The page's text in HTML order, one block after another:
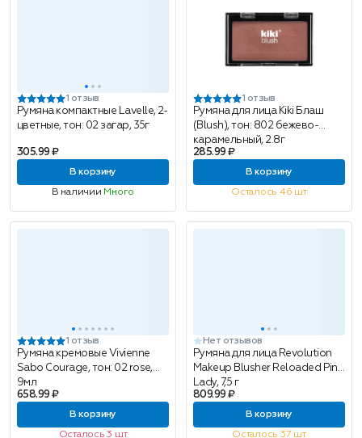
1 отзыв
Румяна компактные Lavelle, 2-
цветные, тон: 02 загар, 35г
305.99 ₽
В корзину
В наличии Много
1 отзыв
Румяна для лица Kiki Блаш
(Blush), тон: 802 бежево-
карамельный, 2.8г
285.99 ₽
В корзину
Осталось 46 шт
1 отзыв
Румяна кремовые Vivienne
Sabo Courage, тон: 02 rose,
9мл
658.99 ₽
В корзину
Осталось 3 шт
Нет отзывов
Румяна для лица Revolution
Makeup Blusher Reloaded Pink
Lady, 7,5 г
809.99 ₽
В корзину
Осталось 37 шт